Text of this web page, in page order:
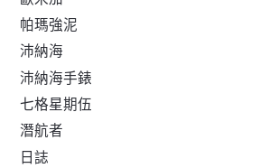
帕瑪強泥
沛納海
沛納海手錶
七格星期伍
潛航者
日誌